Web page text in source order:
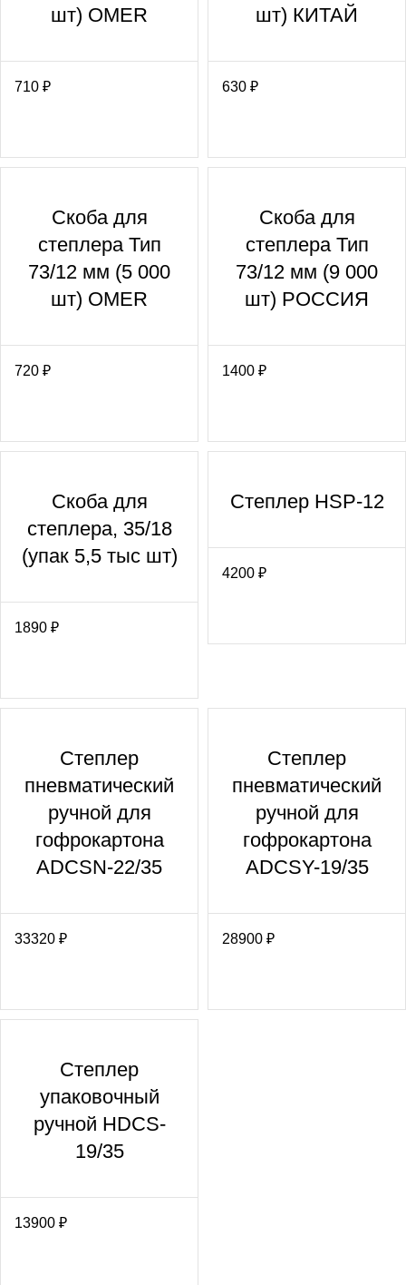
шт) OMER
710 ₽
шт) КИТАЙ
630 ₽
Скоба для
степлера Тип
73/12 мм (5 000
шт) OMER
720 ₽
Скоба для
степлера Тип
73/12 мм (9 000
шт) РОССИЯ
1400 ₽
Скоба для
степлера, 35/18
(упак 5,5 тыс шт)
1890 ₽
Степлер HSP-12
4200 ₽
Степлер
пневматический
ручной для
гофрокартона
ADCSN-22/35
33320 ₽
Степлер
пневматический
ручной для
гофрокартона
ADCSY-19/35
28900 ₽
Степлер
упаковочный
ручной HDCS-
19/35
13900 ₽